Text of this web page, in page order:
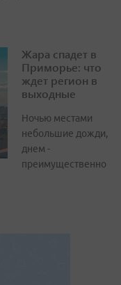
Жара спадет в
Приморье: что
ждет регион в
выходные
Ночью местами
небольшие дожди,
днем -
преимущественно